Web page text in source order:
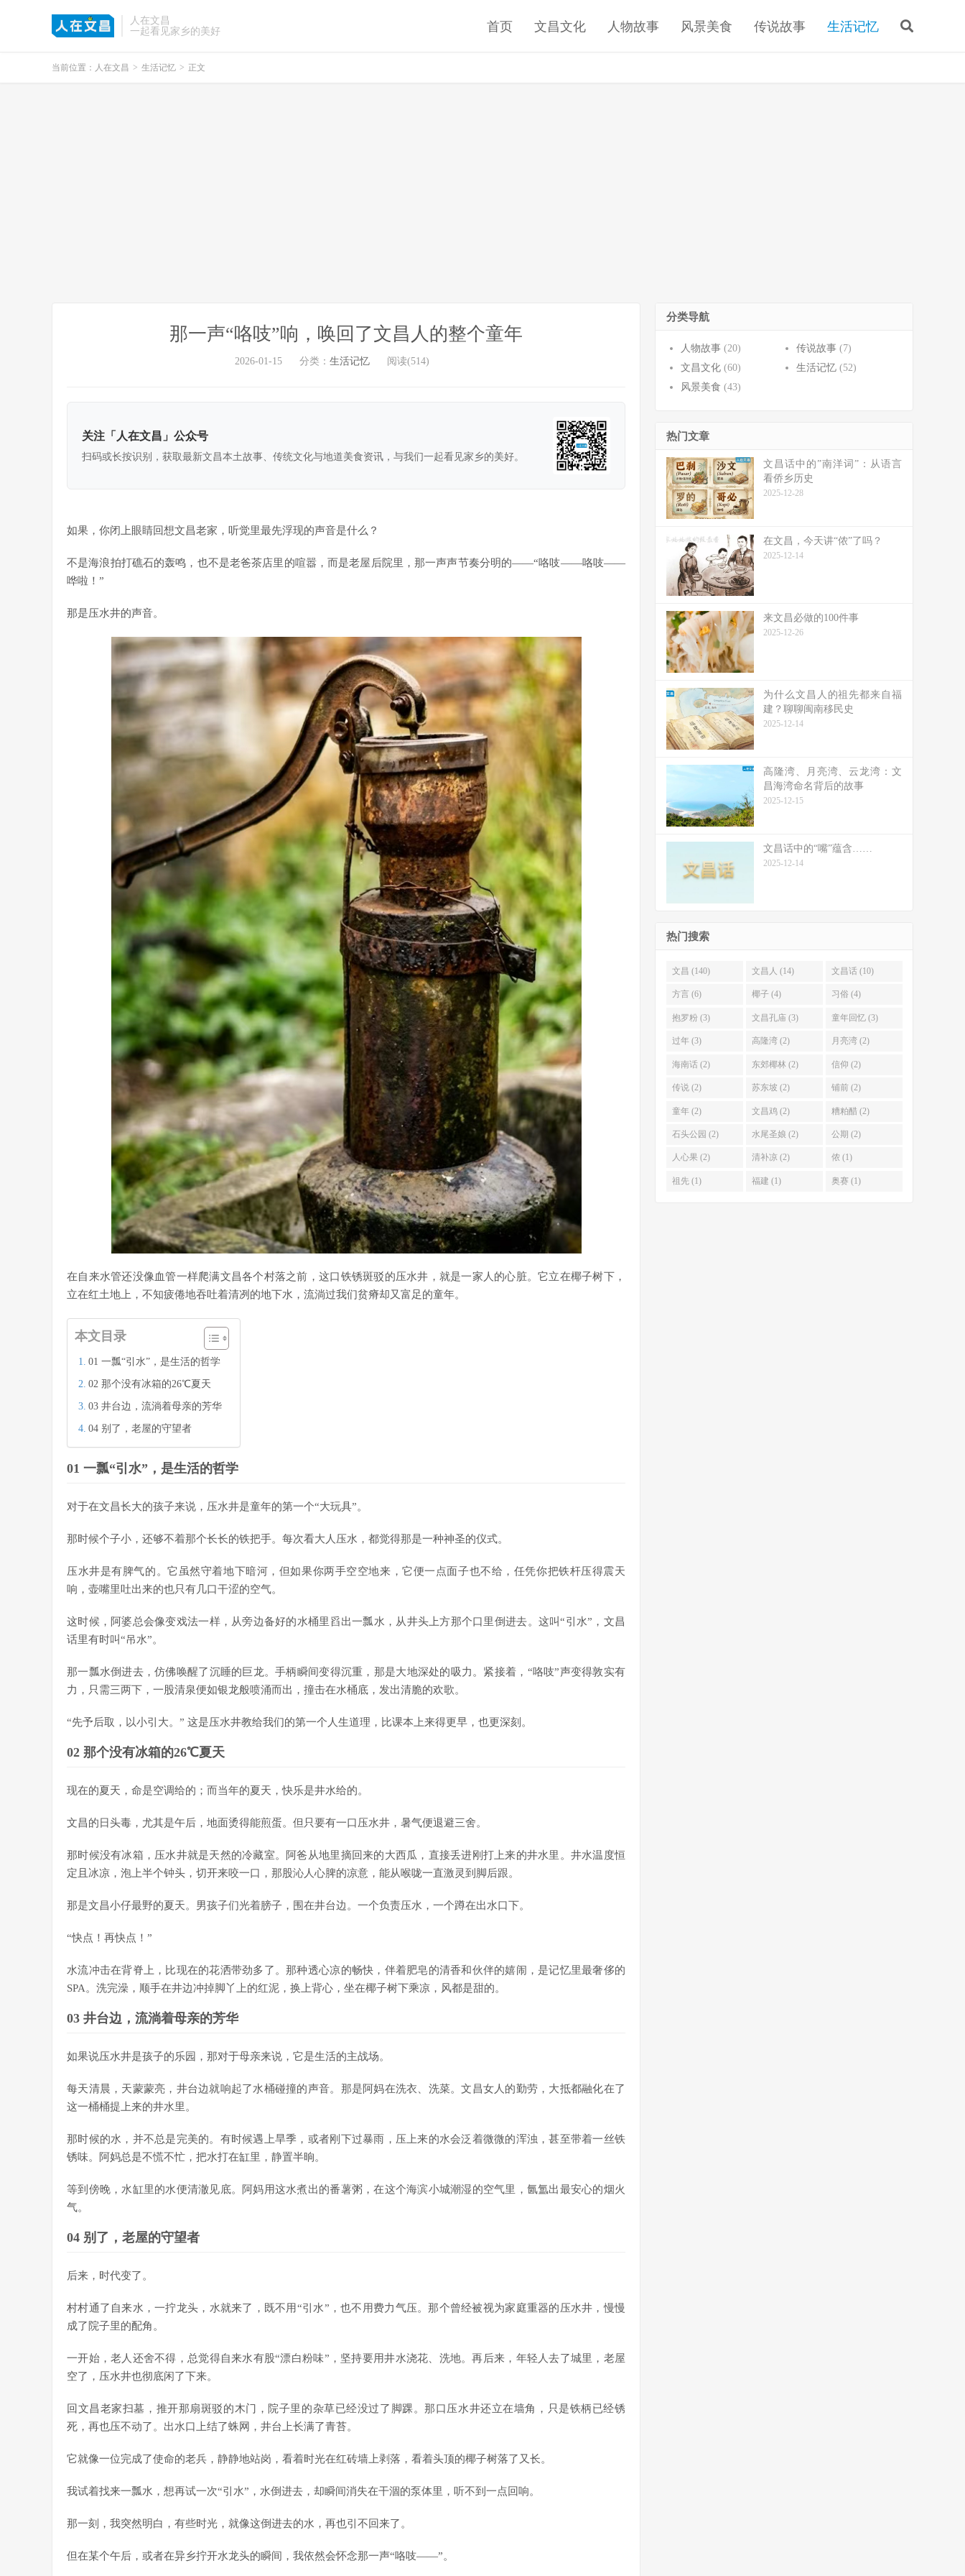
人在文昌
一起看见家乡的美好
首页 文昌文化 人物故事 风景美食 传说故事 生活记忆
当前位置： 人在文昌 > 生活记忆 > 正文
那一声“咯吱”响，唤回了文昌人的整个童年
2026-01-15 分类： 生活记忆 阅读(514)
关注「人在文昌」公众号
扫码或长按识别，获取最新文昌本土故事、传统文化与地道美食资讯，与我们一起看见家乡的美好。
如果，你闭上眼睛回想文昌老家，听觉里最先浮现的声音是什么？
不是海浪拍打礁石的轰鸣，也不是老爸茶店里的喧嚣，而是老屋后院里，那一声声节奏分明的——“咯吱——咯吱——
哗啦！”
那是压水井的声音。
在自来水管还没像血管一样爬满文昌各个村落之前，这口铁锈斑驳的压水井，就是一家人的心脏。它立在椰子树下，
立在红土地上，不知疲倦地吞吐着清冽的地下水，流淌过我们贫瘠却又富足的童年。
本文目录
01 一瓢“引水”，是生活的哲学
02 那个没有冰箱的26℃夏天
03 井台边，流淌着母亲的芳华
04 别了，老屋的守望者
01 一瓢“引水”，是生活的哲学
对于在文昌长大的孩子来说，压水井是童年的第一个“大玩具”。
那时候个子小，还够不着那个长长的铁把手。每次看大人压水，都觉得那是一种神圣的仪式。
压水井是有脾气的。它虽然守着地下暗河，但如果你两手空空地来，它便一点面子也不给，任凭你把铁杆压得震天
响，壶嘴里吐出来的也只有几口干涩的空气。
这时候，阿婆总会像变戏法一样，从旁边备好的水桶里舀出一瓢水，从井头上方那个口里倒进去。这叫“引水”，文昌
话里有时叫“吊水”。
那一瓢水倒进去，仿佛唤醒了沉睡的巨龙。手柄瞬间变得沉重，那是大地深处的吸力。紧接着，“咯吱”声变得敦实有
力，只需三两下，一股清泉便如银龙般喷涌而出，撞击在水桶底，发出清脆的欢歌。
“先予后取，以小引大。” 这是压水井教给我们的第一个人生道理，比课本上来得更早，也更深刻。
02 那个没有冰箱的26℃夏天
现在的夏天，命是空调给的；而当年的夏天，快乐是井水给的。
文昌的日头毒，尤其是午后，地面烫得能煎蛋。但只要有一口压水井，暑气便退避三舍。
那时候没有冰箱，压水井就是天然的冷藏室。阿爸从地里摘回来的大西瓜，直接丢进刚打上来的井水里。井水温度恒
定且冰凉，泡上半个钟头，切开来咬一口，那股沁人心脾的凉意，能从喉咙一直激灵到脚后跟。
那是文昌小仔最野的夏天。男孩子们光着膀子，围在井台边。一个负责压水，一个蹲在出水口下。
“快点！再快点！”
水流冲击在背脊上，比现在的花洒带劲多了。那种透心凉的畅快，伴着肥皂的清香和伙伴的嬉闹，是记忆里最奢侈的
SPA。洗完澡，顺手在井边冲掉脚丫上的红泥，换上背心，坐在椰子树下乘凉，风都是甜的。
03 井台边，流淌着母亲的芳华
如果说压水井是孩子的乐园，那对于母亲来说，它是生活的主战场。
每天清晨，天蒙蒙亮，井台边就响起了水桶碰撞的声音。那是阿妈在洗衣、洗菜。文昌女人的勤劳，大抵都融化在了
这一桶桶提上来的井水里。
那时候的水，并不总是完美的。有时候遇上旱季，或者刚下过暴雨，压上来的水会泛着微微的浑浊，甚至带着一丝铁
锈味。阿妈总是不慌不忙，把水打在缸里，静置半晌。
等到傍晚，水缸里的水便清澈见底。阿妈用这水煮出的番薯粥，在这个海滨小城潮湿的空气里，氤氲出最安心的烟火
气。
04 别了，老屋的守望者
后来，时代变了。
村村通了自来水，一拧龙头，水就来了，既不用“引水”，也不用费力气压。那个曾经被视为家庭重器的压水井，慢慢
成了院子里的配角。
一开始，老人还舍不得，总觉得自来水有股“漂白粉味”，坚持要用井水浇花、洗地。再后来，年轻人去了城里，老屋
空了，压水井也彻底闲了下来。
回文昌老家扫墓，推开那扇斑驳的木门，院子里的杂草已经没过了脚踝。那口压水井还立在墙角，只是铁柄已经锈
死，再也压不动了。出水口上结了蛛网，井台上长满了青苔。
它就像一位完成了使命的老兵，静静地站岗，看着时光在红砖墙上剥落，看着头顶的椰子树落了又长。
我试着找来一瓢水，想再试一次“引水”，水倒进去，却瞬间消失在干涸的泵体里，听不到一点回响。
那一刻，我突然明白，有些时光，就像这倒进去的水，再也引不回来了。
但在某个午后，或者在异乡拧开水龙头的瞬间，我依然会怀念那一声“咯吱——”。
分类导航
人物故事 (20) 传说故事 (7)
文昌文化 (60) 生活记忆 (52)
风景美食 (43)
热门文章
文昌话中的”南洋词”：从语言
看侨乡历史
2025-12-28
在文昌，今天讲“侬”了吗？
2025-12-14
来文昌必做的100件事
2025-12-26
为什么文昌人的祖先都来自福
建？聊聊闽南移民史
2025-12-14
高隆湾、月亮湾、云龙湾：文
昌海湾命名背后的故事
2025-12-15
文昌话中的“嘴”蕴含……
2025-12-14
热门搜索
文昌 (140) 文昌人 (14) 文昌话 (10)
方言 (6) 椰子 (4) 习俗 (4)
抱罗粉 (3) 文昌孔庙 (3) 童年回忆 (3)
过年 (3) 高隆湾 (2) 月亮湾 (2)
海南话 (2) 东郊椰林 (2) 信仰 (2)
传说 (2) 苏东坡 (2) 铺前 (2)
童年 (2) 文昌鸡 (2) 糟粕醋 (2)
石头公园 (2) 水尾圣娘 (2) 公期 (2)
人心果 (2) 清补凉 (2) 侬 (1)
祖先 (1) 福建 (1) 奥赛 (1)